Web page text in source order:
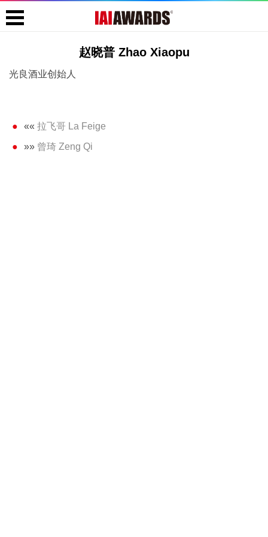
赵晓普 Zhao Xiaopu
光良酒业创始人
«« 拉飞哥 La Feige
»» 曾琦 Zeng Qi